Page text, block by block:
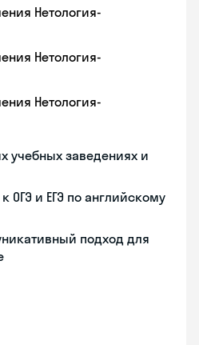
Нетология-
Нетология-
Нетология-
учебных заведениях и
ОГЭ и ЕГЭ по английскому
подход для